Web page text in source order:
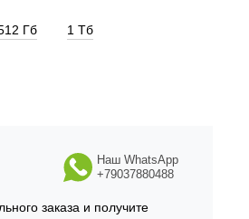
Гб 1 Тб
заказа и получите
Наш WhatsApp
+79037880488